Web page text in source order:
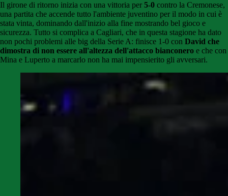
Il girone di ritorno inizia con una vittoria per 5-0 contro la Cremonese,
una partita che accende tutto l'ambiente juventino per il modo in cui è
stata vinta, dominando dall'inizio alla fine mostrando bel gioco e
sicurezza. Tutto si complica a Cagliari, che in questa stagione ha dato
non pochi problemi alle big della Serie A: finisce 1-0 con David che
dimostra di non essere all'altezza dell'attacco bianconero e che con
Mina e Luperto a marcarlo non ha mai impensierito gli avversari.